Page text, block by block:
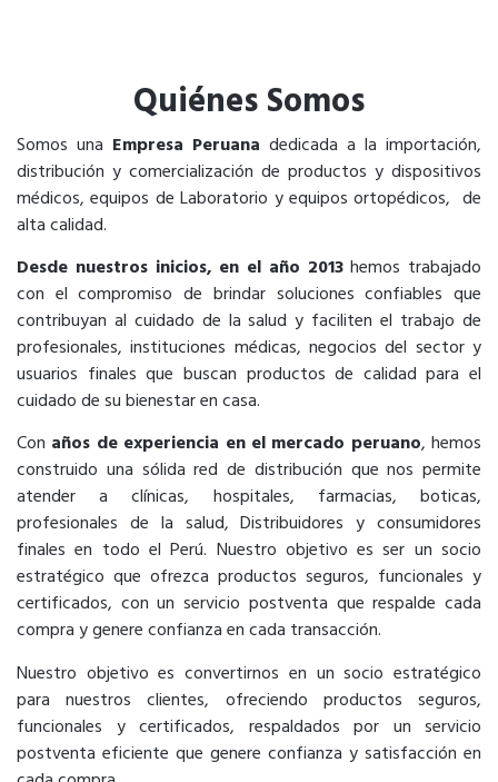
Quiénes Somos
Somos una Empresa Peruana dedicada a la importación,
distribución y comercialización de productos y dispositivos
médicos, equipos de Laboratorio y equipos ortopédicos, de
alta calidad.
Desde nuestros inicios, en el año 2013hemos trabajado
con el compromiso de brindar soluciones confiables que
contribuyan al cuidado de la salud y faciliten el trabajo de
profesionales, instituciones médicas, negocios del sector y
usuarios finales que buscan productos de calidad para el
cuidado de su bienestar en casa.
Con años de experiencia en el mercado peruano, hemos
construido una sólida red de distribución que nos permite
atender a clínicas, hospitales, farmacias, boticas,
profesionales de la salud, Distribuidores y consumidores
finales en todo el Perú. Nuestro objetivo es ser un socio
estratégico que ofrezca productos seguros, funcionales y
certificados, con un servicio postventa que respalde cada
compra y genere confianza en cada transacción.
Nuestro objetivo es convertirnos en un socio estratégico
para nuestros clientes, ofreciendo productos seguros,
funcionales y certificados, respaldados por un servicio
postventa eficiente que genere confianza y satisfacción en